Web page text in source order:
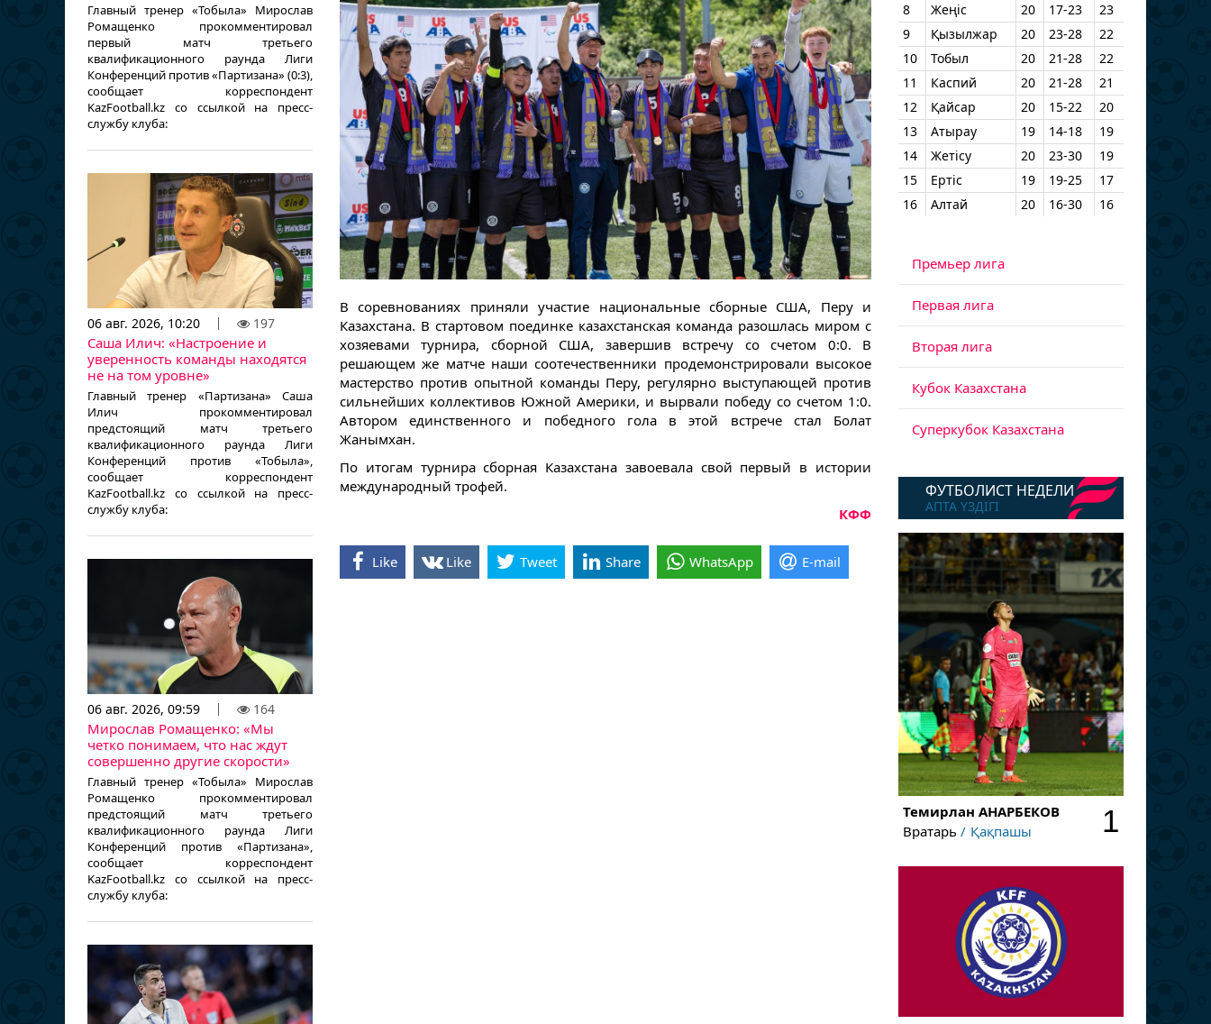
Главный тренер «Тобыла» Мирослав
Ромащенко прокомментировал
первый матч третьего
квалификационного раунда Лиги
Конференций против «Партизана» (0:3),
сообщает корреспондент
KazFootball.kz со ссылкой на пресс-
службу клуба:
06 авг. 2026, 10:20 197
Саша Илич: «Настроение и
уверенность команды находятся
не на том уровне»
Главный тренер «Партизана» Саша
Илич прокомментировал
предстоящий матч третьего
квалификационного раунда Лиги
Конференций против «Тобыла»,
сообщает корреспондент
KazFootball.kz со ссылкой на пресс-
службу клуба:
06 авг. 2026, 09:59 164
Мирослав Ромащенко: «Мы
четко понимаем, что нас ждут
совершенно другие скорости»
Главный тренер «Тобыла» Мирослав
Ромащенко прокомментировал
предстоящий матч третьего
квалификационного раунда Лиги
Конференций против «Партизана»,
сообщает корреспондент
KazFootball.kz со ссылкой на пресс-
службу клуба:
В соревнованиях приняли участие национальные сборные США, Перу и
Казахстана. В стартовом поединке казахстанская команда разошлась миром с
хозяевами турнира, сборной США, завершив встречу со счетом 0:0. В
решающем же матче наши соотечественники продемонстрировали высокое
мастерство против опытной команды Перу, регулярно выступающей против
сильнейших коллективов Южной Америки, и вырвали победу со счетом 1:0.
Автором единственного и победного гола в этой встрече стал Болат
Жанымхан.
По итогам турнира сборная Казахстана завоевала свой первый в истории
международный трофей.
КФФ
Like Like Tweet Share WhatsApp E-mail
8
Жеңіс 20 17-23
23
9
Қызылжар 20 23-28
22
10
Тобыл 20 21-28
22
11
Каспий 20 21-28
21
12
Қайсар 20 15-22
20
13
Атырау 19 14-18
19
14
Жетісу 20 23-30
19
15
Ертіс 19 19-25
17
16
Алтай 20 16-30 16
Премьер лига
Первая лига
Вторая лига
Кубок Казахстана
Суперкубок Казахстана
ФУТБОЛИСТ НЕДЕЛИ
АПТА ҮЗДІГІ
Темирлан АНАРБЕКОВ
Вратарь
Қақпашы 1